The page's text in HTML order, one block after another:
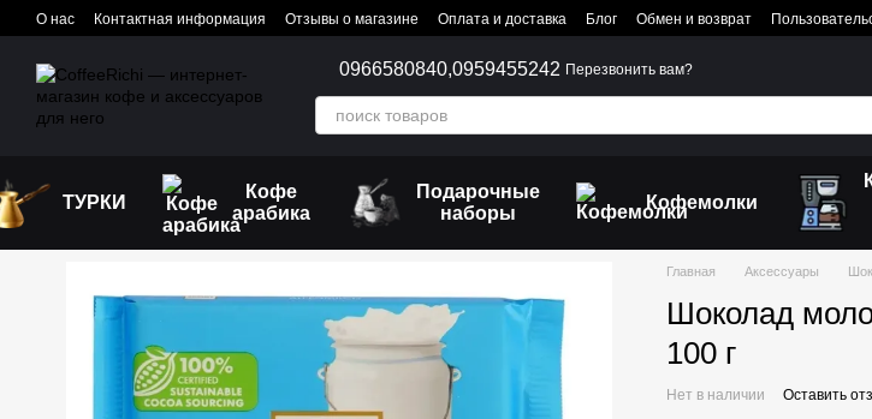
Перейти к основному контенту
О нас Контактная информация Отзывы о магазине Оплата и доставка Блог Обмен и возврат
0966580840,0959455242 Перезвонить вам?
ТУРКИ
Кофе
арабика
Подарочные
наборы
Кофемолки
Главная Аксессуары
Шоколад
100 г
Нет в наличии Оставить